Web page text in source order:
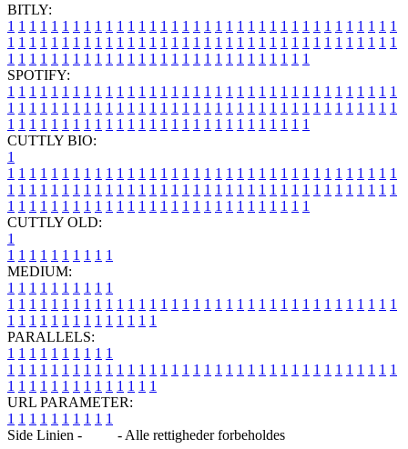
BITLY:
1 1 1 1 1 1 1 1 1 1 1 1 1 1 1 1 1 1 1 1 1 1 1 1 1 1 1 1 1 1 1 1 1 1 1 1
1 1 1 1 1 1 1 1 1 1 1 1 1 1 1 1 1 1 1 1 1 1 1 1 1 1 1 1 1 1 1 1 1 1 1 1
1 1 1 1 1 1 1 1 1 1 1 1 1 1 1 1 1 1 1 1 1 1 1 1 1 1 1 1
SPOTIFY:
1 1 1 1 1 1 1 1 1 1 1 1 1 1 1 1 1 1 1 1 1 1 1 1 1 1 1 1 1 1 1 1 1 1 1 1
1 1 1 1 1 1 1 1 1 1 1 1 1 1 1 1 1 1 1 1 1 1 1 1 1 1 1 1 1 1 1 1 1 1 1 1
1 1 1 1 1 1 1 1 1 1 1 1 1 1 1 1 1 1 1 1 1 1 1 1 1 1 1 1
CUTTLY BIO:
1
1 1 1 1 1 1 1 1 1 1 1 1 1 1 1 1 1 1 1 1 1 1 1 1 1 1 1 1 1 1 1 1 1 1 1 1
1 1 1 1 1 1 1 1 1 1 1 1 1 1 1 1 1 1 1 1 1 1 1 1 1 1 1 1 1 1 1 1 1 1 1 1
1 1 1 1 1 1 1 1 1 1 1 1 1 1 1 1 1 1 1 1 1 1 1 1 1 1 1 1
CUTTLY OLD:
1
1 1 1 1 1 1 1 1 1 1
MEDIUM:
1 1 1 1 1 1 1 1 1 1
1 1 1 1 1 1 1 1 1 1 1 1 1 1 1 1 1 1 1 1 1 1 1 1 1 1 1 1 1 1 1 1 1 1 1 1
1 1 1 1 1 1 1 1 1 1 1 1 1 1
PARALLELS:
1 1 1 1 1 1 1 1 1 1
1 1 1 1 1 1 1 1 1 1 1 1 1 1 1 1 1 1 1 1 1 1 1 1 1 1 1 1 1 1 1 1 1 1 1 1
1 1 1 1 1 1 1 1 1 1 1 1 1 1
URL PARAMETER:
1 1 1 1 1 1 1 1 1 1
Side Linien -
- Alle rettigheder forbeholdes